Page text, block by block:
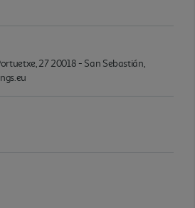
27 20018 - San Sebastián,